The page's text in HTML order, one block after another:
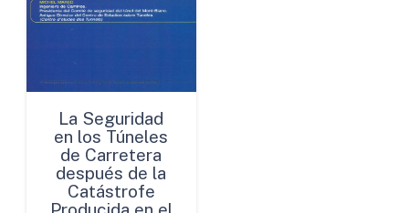
La Seguridad
en los Túneles
de Carretera
después de la
Catástrofe